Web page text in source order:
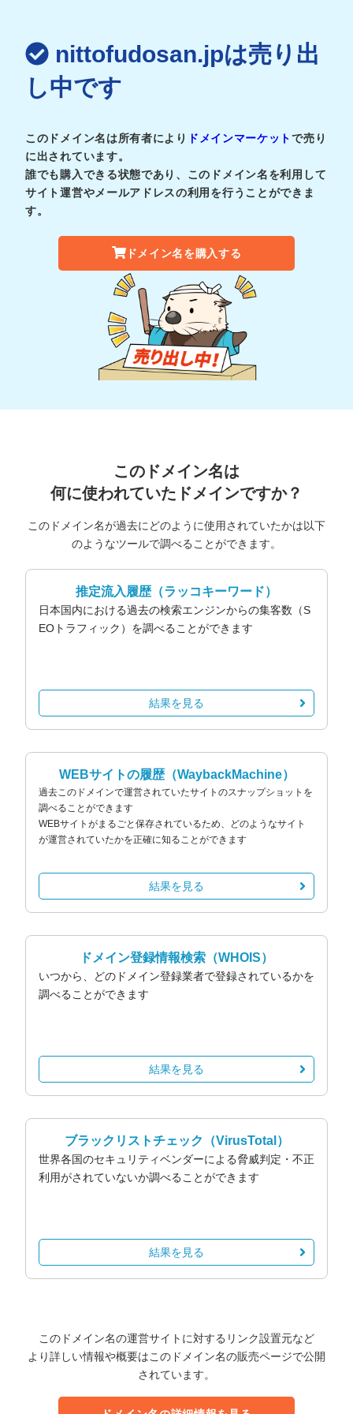
nittofudosan.jpは売り出
し中です
このドメイン名は所有者により ドメインマーケットで売り
に出されています。
誰でも購入できる状態であり、このドメイン名を利用して
サイト運営やメールアドレスの利用を行うことができま
す。
ドメイン名を購入する
このドメイン名は
何に使われていたドメインですか？
このドメイン名が過去にどのように使用されていたかは以下
のようなツールで調べることができます。
推定流入履歴（ラッコキーワード）
日本国内における過去の検索エンジンからの集客数（S
EOトラフィック）を調べることができます
結果を見る
WEBサイトの履歴（WaybackMachine）
過去このドメインで運営されていたサイトのスナップショットを
調べることができます
WEBサイトがまるごと保存されているため、どのようなサイト
が運営されていたかを正確に知ることができます
結果を見る
ドメイン登録情報検索 （WHOIS）
いつから、どのドメイン登録業者で登録されているかを
調べることができます
結果を見る
ブラックリストチェック （VirusTotal）
世界各国のセキュリティベンダーによる脅威判定・不正
利用がされていないか調べることができます
結果を見る
このドメイン名の運営サイトに対するリンク設置元など
より詳しい情報や概要はこのドメイン名の販売ページで公開
されています。